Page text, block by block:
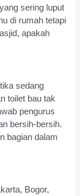
sering luput
di rumah tetapi
apakah
sedang
toilet bau tak
pengurus
bersih-bersih.
bagian dalam
Bogor,